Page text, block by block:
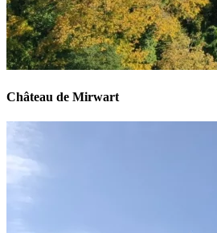
Château de Mirwart